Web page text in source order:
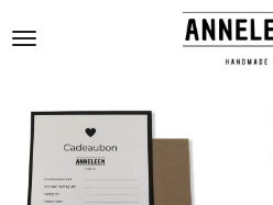
direct
hoofdinhoud